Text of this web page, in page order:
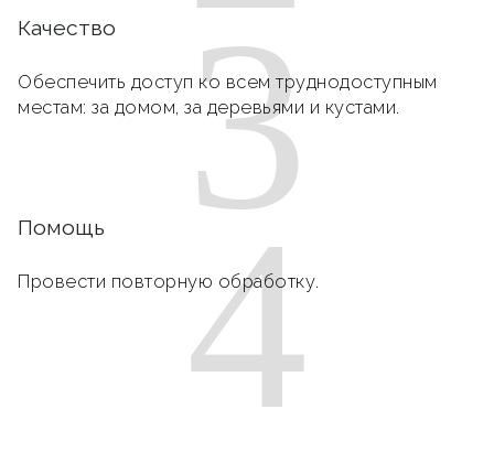
3
Качество
Обеспечить доступ ко всем труднодоступным
местам: за домом, за деревьями и кустами.
4
Помощь
Провести повторную обработку.